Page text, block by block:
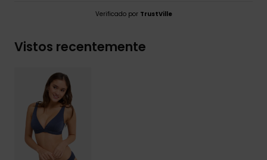
Verificado por TrustVille
Vistos recentemente